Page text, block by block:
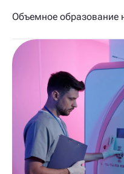
Объемное образование